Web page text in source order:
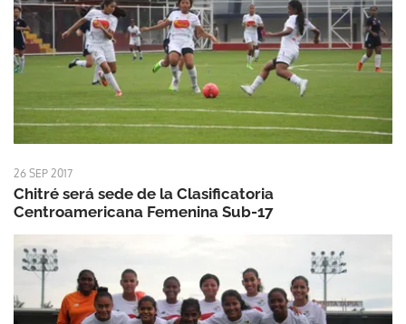
26 SEP 2017
Chitré será sede de la Clasificatoria
Centroamericana Femenina Sub-17